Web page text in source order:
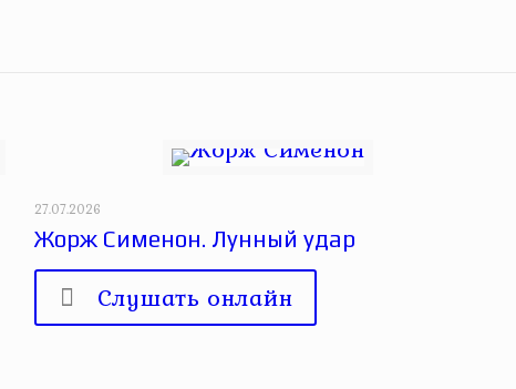
27.07.2026
Жорж Сименон. Лунный удар
Слушать онлайн